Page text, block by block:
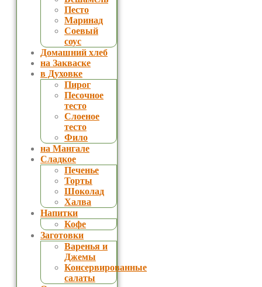
Песто
Маринад
Соевый
соус
Домашний хлеб
на Закваске
в Духовке
Пирог
Песочное
тесто
Слоеное
тесто
Фило
на Мангале
Сладкое
Печенье
Торты
Шоколад
Халва
Напитки
Кофе
Заготовки
Варенья и
Джемы
Консервированные
салаты